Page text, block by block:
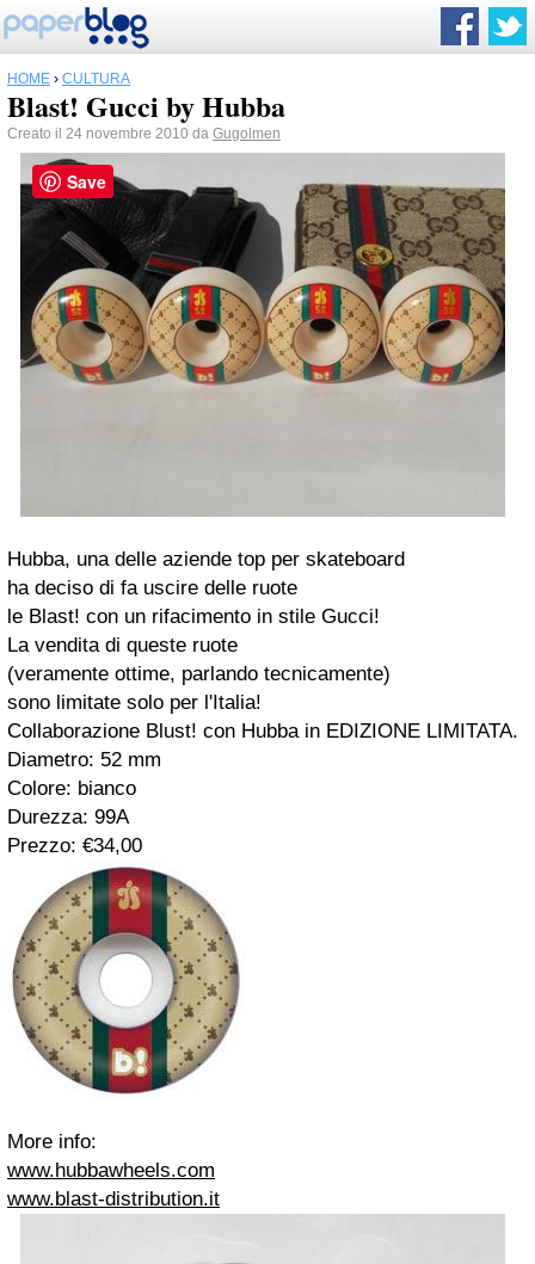
HOME › CULTURA
Blast! Gucci by Hubba
Creato il 24 novembre 2010 da Gugolmen
Hubba, una delle aziende top per skateboard
ha deciso di fa uscire delle ruote
le Blast! con un rifacimento in stile Gucci!
La vendita di queste ruote
(veramente ottime, parlando tecnicamente)
sono limitate solo per l'Italia!
Collaborazione Blust! con Hubbain EDIZIONE LIMITATA.
Diametro: 52 mm
Colore: bianco
Durezza: 99A
Prezzo: €34,00
More info:
www.hubbawheels.com
www.blast-distribution.it
Save